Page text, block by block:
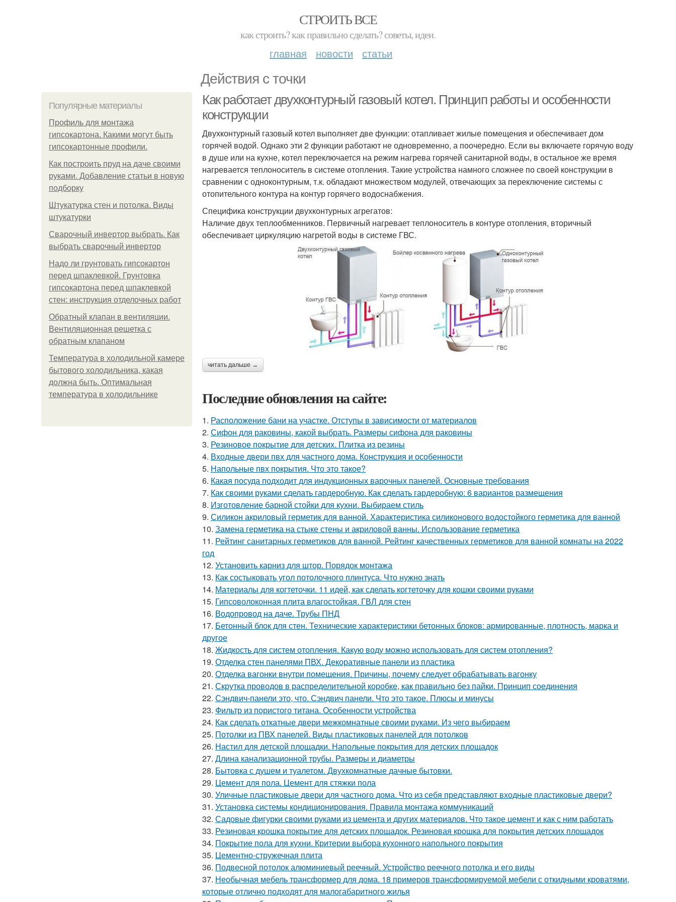
СТРОИТЬ ВСЕ
как строить? как правильно сделать? советы, идеи.
главная новости статьи
Действия с точки
Популярные материалы
Профиль для монтажа
гипсокартона. Какими могут быть
гипсокартонные профили.
Как построить пруд на даче своими
руками. Добавление статьи в новую
подборку
Штукатурка стен и потолка. Виды
штукатурки
Сварочный инвертор выбрать. Как
выбрать сварочный инвертор
Надо ли грунтовать гипсокартон
перед шпаклевкой. Грунтовка
гипсокартона перед шпаклевкой
стен: инструкция отделочных работ
Обратный клапан в вентиляции.
Вентиляционная решетка с
обратным клапаном
Температура в холодильной камере
бытового холодильника, какая
должна быть. Оптимальная
температура в холодильнике
Как работает двухконтурный газовый котел. Принцип работы и особенности
конструкции
Двухконтурный газовый котел выполняет две функции: отапливает жилые помещения и обеспечивает дом
горячей водой. Однако эти 2 функции работают не одновременно, а поочередно. Если вы включаете горячую воду
в душе или на кухне, котел переключается на режим нагрева горячей санитарной воды, в остальное же время
нагревается теплоноситель в системе отопления. Такие устройства намного сложнее по своей конструкции в
сравнении с одноконтурным, т.к. обладают множеством модулей, отвечающих за переключение системы с
отопительного контура на контур горячего водоснабжения.
Специфика конструкции двухконтурных агрегатов:
Наличие двух теплообменников. Первичный нагревает теплоноситель в контуре отопления, вторичный
обеспечивает циркуляцию нагретой воды в системе ГВС.
читать дальше →
Последние обновления на сайте:
1. Расположение бани на участке. Отступы в зависимости от материалов
2. Сифон для раковины, какой выбрать. Размеры сифона для раковины
3. Резиновое покрытие для детских. Плитка из резины
4. Входные двери пвх для частного дома. Конструкция и особенности
5. Напольные пвх покрытия. Что это такое?
6. Какая посуда подходит для индукционных варочных панелей. Основные требования
7. Как своими руками сделать гардеробную. Как сделать гардеробную: 6 вариантов размещения
8. Изготовление барной стойки для кухни. Выбираем стиль
9. Силикон акриловый герметик для ванной. Характеристика силиконового водостойкого герметика для ванной
10. Замена герметика на стыке стены и акриловой ванны. Использование герметика
11. Рейтинг санитарных герметиков для ванной. Рейтинг качественных герметиков для ванной комнаты на 2022
год
12. Установить карниз для штор. Порядок монтажа
13. Как состыковать угол потолочного плинтуса. Что нужно знать
14. Материалы для когтеточки. 11 идей, как сделать когтеточку для кошки своими руками
15. Гипсоволоконная плита влагостойкая. ГВЛ для стен
16. Водопровод на даче. Трубы ПНД
17. Бетонный блок для стен. Технические характеристики бетонных блоков: армированные, плотность, марка и
другое
18. Жидкость для систем отопления. Какую воду можно использовать для систем отопления?
19. Отделка стен панелями ПВХ. Декоративные панели из пластика
20. Отделка вагонки внутри помещения. Причины, почему следует обрабатывать вагонку
21. Скрутка проводов в распределительной коробке, как правильно без пайки. Принцип соединения
22. Сэндвич-панели это, что. Сэндвич панели. Что это такое. Плюсы и минусы
23. Фильтр из пористого титана. Особенности устройства
24. Как сделать откатные двери межкомнатные своими руками. Из чего выбираем
25. Потолки из ПВХ панелей. Виды пластиковых панелей для потолков
26. Настил для детской площадки. Напольные покрытия для детских площадок
27. Длина канализационной трубы. Размеры и диаметры
28. Бытовка с душем и туалетом. Двухкомнатные дачные бытовки.
29. Цемент для пола. Цемент для стяжки пола
30. Уличные пластиковые двери для частного дома. Что из себя представляют входные пластиковые двери?
31. Установка системы кондиционирования. Правила монтажа коммуникаций
32. Садовые фигурки своими руками из цемента и других материалов. Что такое цемент и как с ним работать
33. Резиновая крошка покрытие для детских площадок. Резиновая крошка для покрытия детских площадок
34. Покрытие пола для кухни. Критерии выбора кухонного напольного покрытия
35. Цементно-стружечная плита
36. Подвесной потолок алюминиевый реечный. Устройство реечного потолка и его виды
37. Необычная мебель трансформер для дома. 18 примеров трансформируемой мебели с откидными кроватями,
которые отлично подходят для малогабаритного жилья